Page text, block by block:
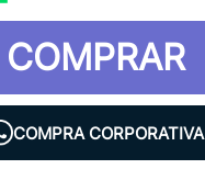
COMPRAR
COMPRA CORPORATIVA